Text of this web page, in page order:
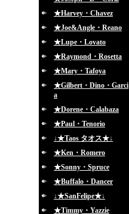
★Harvey・Chavez
★Joe&Angle・Reano
★Lupe・Lovato
★Raymond・Rosetta
★Mary・Tafoya
★Gilbert・Dino・Garci
a
★Dorene・Calabaza
★Paul・Tenorio
↓★Taos タオス★↓
★Ken・Romero
★Sonny・Spruce
★Buffalo・Dancer
↓★SanFelipe★↓
★Timmy・Yazzie